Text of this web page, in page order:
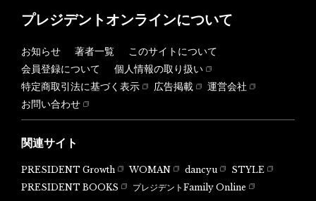
プレジデントオンラインについて
お知らせ 著者一覧
このサイトについて
会員登録について
個人情報の取り扱い
特定商取引法に基づく表示
広告掲載
運営会社
お問い合わせ
関連サイト
PRESIDENT Growth WOMAN dancyu
STYLE
PRESIDENT BOOKS
プレジデントFamily Online